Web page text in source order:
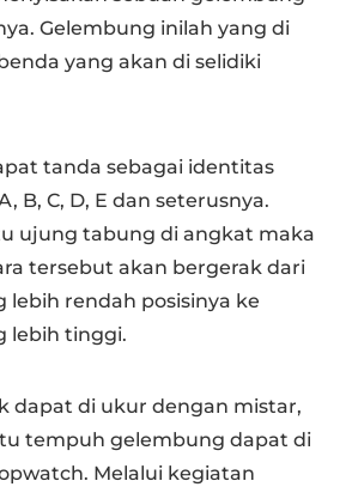
Gelembung inilah yang di
yang akan di selidiki
tanda sebagai identitas
B, C, D, E dan seterusnya.
ujung tabung di angkat maka
tersebut akan bergerak dari
lebih rendah posisinya ke
lebih tinggi.
dapat di ukur dengan mistar,
tempuh gelembung dapat di
Melalui kegiatan